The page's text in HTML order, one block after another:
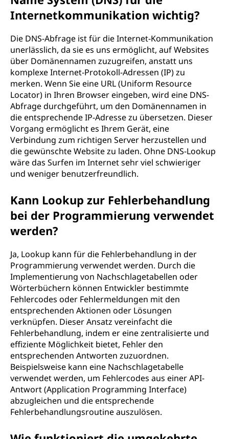
Internetkommunikation wichtig?
Die DNS-Abfrage ist für die Internet-Kommunikation
unerlässlich, da sie es uns ermöglicht, auf Websites
über Domänennamen zuzugreifen, anstatt uns
komplexe Internet-Protokoll-Adressen (IP) zu
merken. Wenn Sie eine URL (Uniform Resource
Locator) in Ihren Browser eingeben, wird eine DNS-
Abfrage durchgeführt, um den Domänennamen in
die entsprechende IP-Adresse zu übersetzen. Dieser
Vorgang ermöglicht es Ihrem Gerät, eine
Verbindung zum richtigen Server herzustellen und
die gewünschte Website zu laden. Ohne DNS-Lookup
wäre das Surfen im Internet sehr viel schwieriger
und weniger benutzerfreundlich.
Kann Lookup zur Fehlerbehandlung
bei der Programmierung verwendet
werden?
Ja, Lookup kann für die Fehlerbehandlung in der
Programmierung verwendet werden. Durch die
Implementierung von Nachschlagetabellen oder
Wörterbüchern können Entwickler bestimmte
Fehlercodes oder Fehlermeldungen mit den
entsprechenden Aktionen oder Lösungen
verknüpfen. Dieser Ansatz vereinfacht die
Fehlerbehandlung, indem er eine zentralisierte und
effiziente Möglichkeit bietet, Fehler den
entsprechenden Antworten zuzuordnen.
Beispielsweise kann eine Nachschlagetabelle
verwendet werden, um Fehlercodes aus einer API-
Antwort (Application Programming Interface)
abzugleichen und die entsprechende
Fehlerbehandlungsroutine auszulösen.